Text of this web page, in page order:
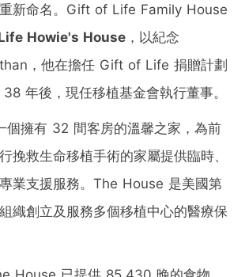
重新命名。Gift of Life Family House
Howie's House ，以紀念
，他在擔任 Gift of Life 捐贈計劃
年後，現任移植基金會執行董事。
擁有 32 間客房的溫馨之家，為前
挽救生命移植手術的家屬提供臨時、
業支援服務。The House 是美國第
織創立及服務多個移植中心的醫療保